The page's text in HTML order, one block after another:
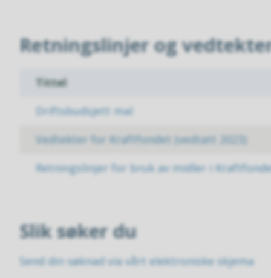
Retningslinjer og
Tittel
Driftsbudsjett mal
Vedtekter for Kraftfondet (vedtatt 2023)
Retningslinjer for bruk av midler i
Slik søker du
Send din søknad via vårt elektroniske skjema